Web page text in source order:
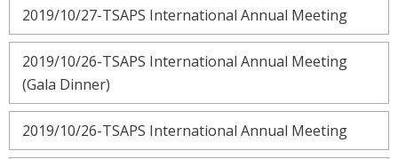
2019/10/27-TSAPS International Annual Meeting
2019/10/26-TSAPS International Annual Meeting
(Gala Dinner)
2019/10/26-TSAPS International Annual Meeting